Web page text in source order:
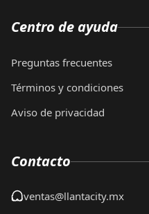
Centro de ayuda
Preguntas frecuentes
Términos y condiciones
Aviso de privacidad
Contacto
ventas@llantacity.mx